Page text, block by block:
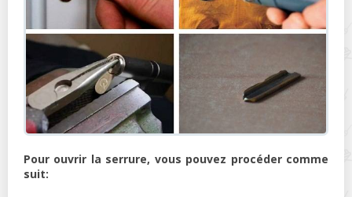
Pour ouvrir la serrure, vous pouvez procéder comme
suit: